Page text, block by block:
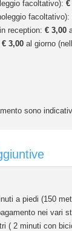
facoltativo): €
facoltativo):
reception: € 3,00
€ 3,00 al giorno
sono
a piedi (150
nei vari
( 2 minuti con